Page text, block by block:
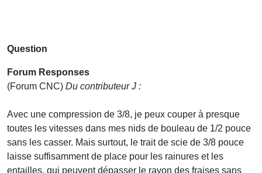
Question
Forum Responses
(Forum CNC) Du contributeur J :
Avec une compression de 3/8, je peux couper à presque
toutes les vitesses dans mes nids de bouleau de 1/2 pouce
sans les casser. Mais surtout, le trait de scie de 3/8 pouce
laisse suffisamment de place pour les rainures et les
entailles, qui peuvent dépasser le rayon des fraises sans